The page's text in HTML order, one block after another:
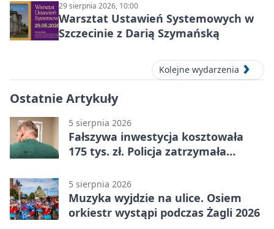
29 sierpnia 2026, 10:00
Warsztat Ustawień Systemowych w
Szczecinie z Darią Szymańską
Kolejne wydarzenia
Ostatnie Artykuły
5 sierpnia 2026
Fałszywa inwestycja kosztowała
175 tys. zł. Policja zatrzymała
5 sierpnia 2026
Muzyka wyjdzie na ulice. Osiem
orkiestr wystąpi podczas Żagli 2026